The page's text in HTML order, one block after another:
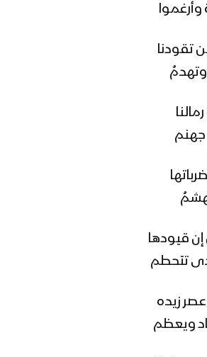
قبلة الثوار – فرقة الرسالة
زيد “عليه السلام” – القول
وأرغموا
تقودنا
وتهدمُ
جهنم
قيودها
تتحطم
زيده
ويعظم